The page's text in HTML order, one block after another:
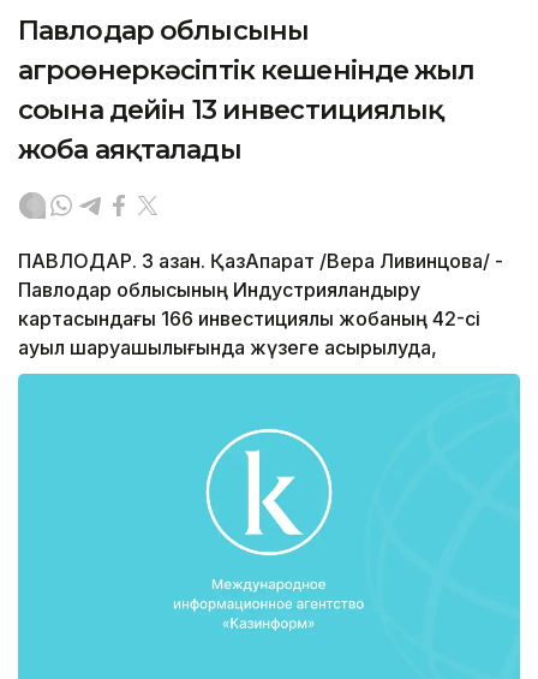
Павлодар облысының
агроөнеркәсіптік кешенінде жыл
соңына дейін 13 инвестициялық
жоба аяқталады
ПАВЛОДАР. 3 қазан. ҚазАқпарат /Вера Ливинцова/ -
Павлодар облысының Индустрияландыру
картасындағы 166 инвестициялық жобаның 42-сі
ауыл шаруашылығында жүзеге асырылуда,